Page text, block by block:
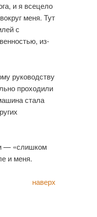
и я всецело
меня. Тут
с
из-
руководству
проходили
стала
— «слишком
и меня.
наверх